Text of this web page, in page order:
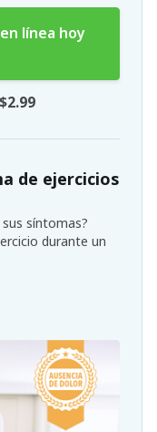
línea hoy
de ejercicios
síntomas?
durante un